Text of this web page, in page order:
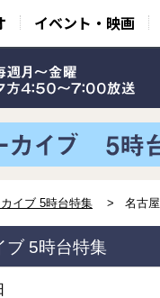
イベント・映画
イブ 5時台特集 名古
ブ 5時台特集